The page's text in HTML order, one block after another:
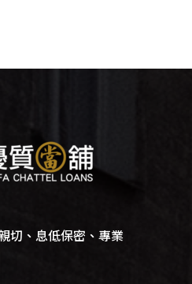
切、息低保密、專業